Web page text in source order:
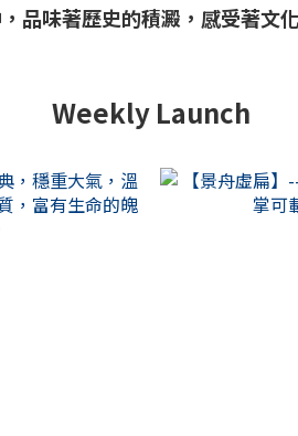
品味著歷史的積澱，感受著文
Weekly Launch